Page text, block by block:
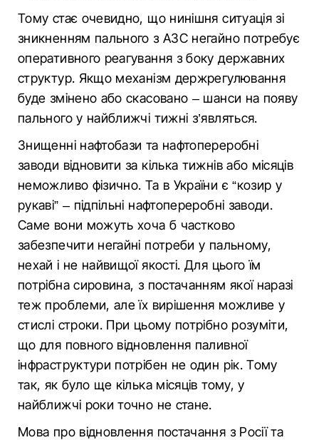
Тому стає очевидно, що нинішня ситуація зі
зникненням пального з АЗС негайно потребує
оперативного реагування з боку державних
структур. Якщо механізм держрегулювання
буде змінено або скасовано – шанси на появу
пального у найближчі тижні з’являться.
Знищенні нафтобази та нафтопереробні
заводи відновити за кілька тижнів або місяців
неможливо фізично. Та в України є “козир у
рукаві” – підпільні нафтопереробні заводи.
Саме вони можуть хоча б частково
забезпечити негайні потреби у пальному,
нехай і не найвищої якості. Для цього їм
потрібна сировина, з постачанням якої наразі
теж проблеми, але їх вирішення можливе у
стислі строки. При цьому потрібно розуміти,
що для повного відновлення паливної
інфраструктури потрібен не один рік. Тому
так, як було ще кілька місяців тому, у
найближчі роки точно не стане.
Мова про відновлення постачання з Росії та